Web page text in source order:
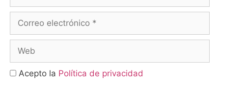
Correo
Web
Acepto la Política de privacidad